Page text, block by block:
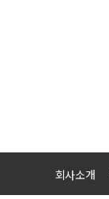
회사소개